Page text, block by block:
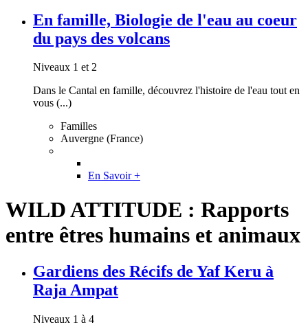
En famille, Biologie de l'eau au coeur
du pays des volcans
Niveaux 1 et 2
Dans le Cantal en famille, découvrez l'histoire de l'eau tout en
vous (...)
Familles
Auvergne (France)
En Savoir +
WILD ATTITUDE : Rapports
entre êtres humains et animaux
Gardiens des Récifs de Yaf Keru à
Raja Ampat
Niveaux 1 à 4